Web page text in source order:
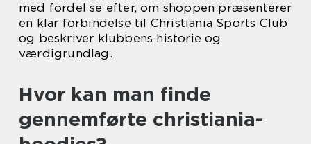
med fordel se efter, om shoppen præsenterer
en klar forbindelse til Christiania Sports Club
og beskriver klubbens historie og
værdigrundlag.
Hvor kan man finde
gennemførte christiania-